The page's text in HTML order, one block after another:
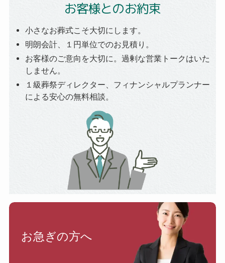
お客様とのお約束
小さなお葬式こそ大切にします。
明朗会計、１円単位でのお見積り。
お客様のご意向を大切に。過剰な営業トークはいた
しません。
１級葬祭ディレクター、フィナンシャルプランナー
による安心の無料相談。
お急ぎの方へ